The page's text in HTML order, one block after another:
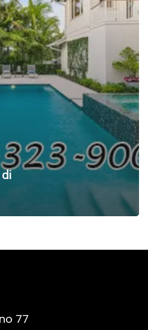
di
77